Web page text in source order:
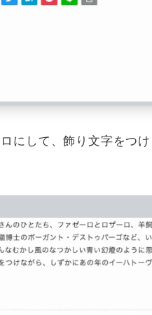
にして、飾り文字をつ